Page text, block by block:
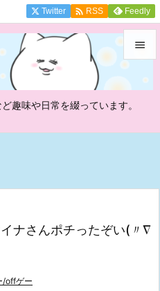
趣味や日常を綴っています。

メニュ
検索
Twitter  RSS Feedly
ナさんポチったぞい(〃∇
/offゲー